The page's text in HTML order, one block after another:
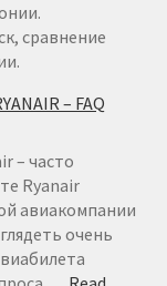
сравнение
– FAQ
– часто
Ryanair
авиакомпании
очень